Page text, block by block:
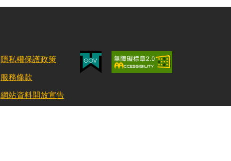
隱私權保護政策
服務條款
網站資料開放宣告